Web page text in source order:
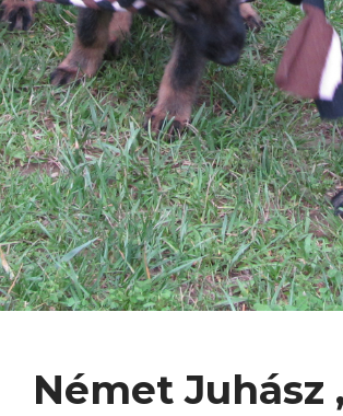
Lovak
Nyulak
Fogápolás
Kiképzés
Kozmetika
Panzió
Mobil
Német Juhász